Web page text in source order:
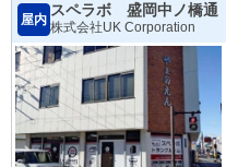
屋内
スペラボ 盛岡中ノ橋通
株式会社UK Corporation